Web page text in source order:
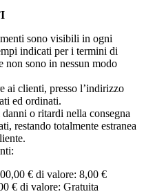
sono visibili in ogni
indicati per i termini di
non sono in nessun modo
ai clienti, presso l’indirizzo
ed ordinati.
o ritardi nella consegna
restando totalmente estranea
€ di valore: 8,00 €
€ di valore: Gratuita